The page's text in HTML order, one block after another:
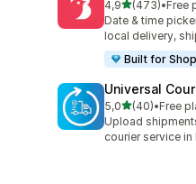
4,9av 5 stjerner
(473)
Totalt 473 •Free
Date & time
local delivery,
Built for
Universal
5,0av 5 stjerner
(40)
Totalt 40 omtaler
•Free
Upload
courier service in